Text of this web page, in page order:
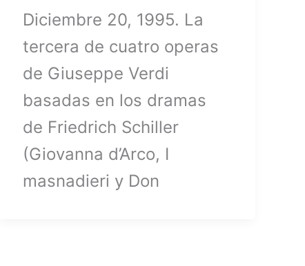
Diciembre 20, 1995. La
tercera de cuatro operas
de Giuseppe Verdi
basadas en los dramas
de Friedrich Schiller
(Giovanna d’Arco, I
masnadieri y Don